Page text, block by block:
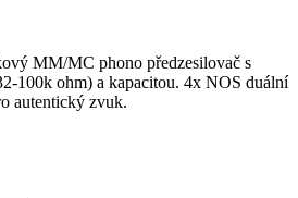
MM/MC phono předzesilovač s
100k ohm) a kapacitou. 4x NOS duální
autentický zvuk.